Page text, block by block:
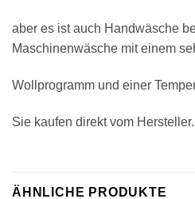
aber es ist auch Handwäsche
Maschinenwäsche mit einem
Wollprogramm und einer
Sie kaufen direkt vom Hersteller.
ÄHNLICHE PRODUKTE